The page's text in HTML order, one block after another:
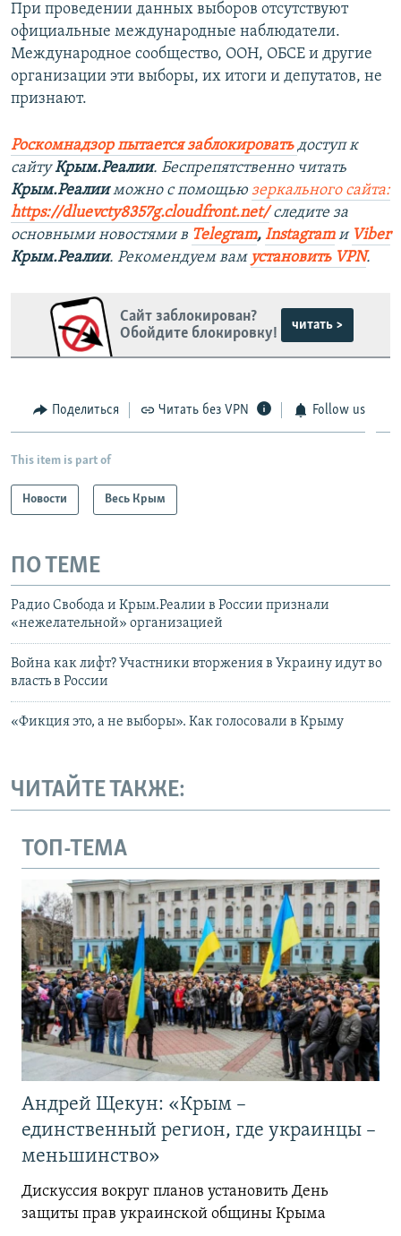
При проведении данных выборов отсутствуют
официальные международные наблюдатели.
Международное сообщество, ООН, ОБСЕ и другие
организации эти выборы, их итоги и депутатов, не
признают.
Роскомнадзор пытается заблокировать доступ к
сайтуКрым.Реалии. Беспрепятственно читать
Крым.Реалииможно с помощью зеркального сайта:
https://dluevcty8357g.cloudfront.net/ следите за
основными новостями в Telegram, Instagramи Viber
Крым.Реалии. Рекомендуем вам установить VPN.
Сайт заблокирован?
Обойдите блокировку!
читать >
Поделиться Читать без VPN Follow us
This item is part of
Новости Весь Крым
ПО ТЕМЕ
Радио Свобода и Крым.Реалии в России признали
«нежелательной» организацией
Война как лифт? Участники вторжения в Украину идут во
власть в России
«Фикция это, а не выборы». Как голосовали в Крыму
ЧИТАЙТЕ ТАКЖЕ:
ТОП-ТЕМА
Андрей Щекун: «Крым –
единственный регион, где украинцы –
меньшинство»
Дискуссия вокруг планов установить День
защиты прав украинской общины Крыма